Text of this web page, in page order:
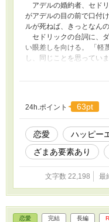
アデルの婚約者、セド
がアデルの目の前で口付
ルが死ねば、きっとなん
セドリックの台詞に、
い眼差しを向ける。 「軽
し、同じことを思ってい
戻さなくても、アデルが
ゃ、それはないと思うけ
体もいいしって、考えて
したち、酷いこと言って
嘘はつきたくないから。
ス。クスクス。 二人が
は、顔面蒼白なまま、膝
24h.ポイント 63pt
恋愛 ハッピー
ざまあ要素あり
文字数 22,198 最
恋愛 完結 長編